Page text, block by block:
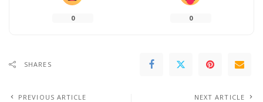
0 0
SHARES
PREVIOUS ARTICLE NEXT ARTICLE